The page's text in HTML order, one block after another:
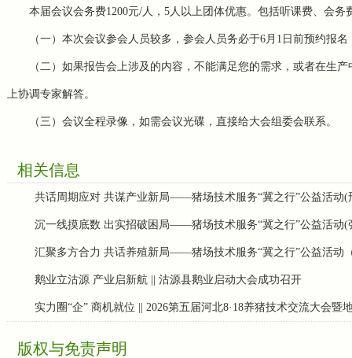
本届会议会务费1200元/人，5人以上团体优惠。包括听课费、会务
（一）本次会议参会人员较多，参会人员务必于6月1日前预约报
（二）如果报告会上涉及的内容，不能满足您的需求，或者在生
上协调专家解答。
（三）会议全程录像，如需会议光碟，直接给大会组委会联系。
相关信息
共话周期应对 共谋产业新局——猪场技术服务“冀之行”公益活动(
沉一线摸底数 出实招破困局——猪场技术服务“冀之行”公益活动(
汇聚多方合力 共话养殖新局——猪场技术服务“冀之行”公益活动
鹅业立沽源 产业启新航 || 沽源县鹅业启动大会成功召开
实力圈“企” 商机就位 || 2026第五届河北8·18养猪技术交流大会暨
版权与免责声明